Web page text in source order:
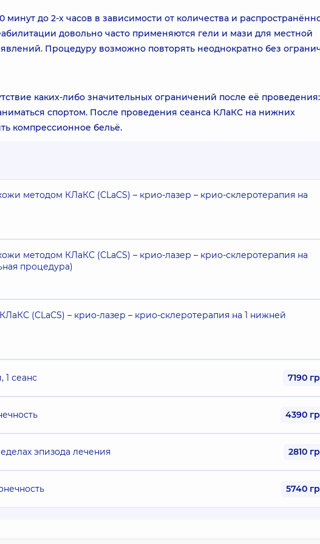
до 2-х часов в зависимости от количества и
довольно часто применяются гели и мази для местной
Процедуру возможно повторять неоднократно без
каких-либо значительных ограничений после её проведения:
спортом. После проведения сеанса КЛаКС на нижних
компрессионное бельё.
методом КЛаКС (CLaCS) – крио-лазер – крио-склеротерапия на
методом КЛаКС (CLaCS) – крио-лазер – крио-склеротерапия на
процедура)
(CLaCS) – крио-лазер – крио-склеротерапия на 1 нижней
1 сеанс 7190
4390
эпизода лечения 2810
5740